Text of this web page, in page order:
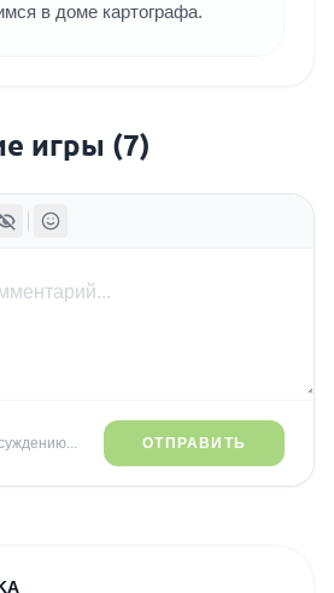
в доме картографа.
игры (7)
ОТПРАВИТЬ